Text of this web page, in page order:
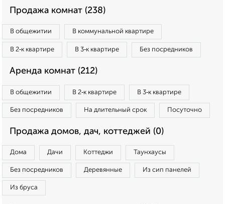
Продажа комнат (238)
В общежитии В коммунальной квартире
В 2‑к квартире В 3‑к квартире Без посредников
Аренда комнат (212)
В общежитии В 2‑к квартире В 3‑к квартире
Без посредников На длительный срок Посуточно
Продажа домов, дач, коттеджей (0)
Дома Дачи Коттеджи Таунхаусы
Без посредников Деревянные Из сип панелей
Из бруса